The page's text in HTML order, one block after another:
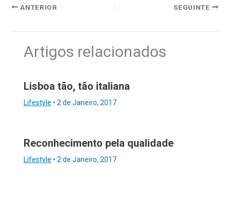
ANTERIOR SEGUINTE
Artigos relacionados
Lisboa tão, tão italiana
Lifestyle • 2 de Janeiro, 2017
Reconhecimento pela qualidade
Lifestyle • 2 de Janeiro, 2017